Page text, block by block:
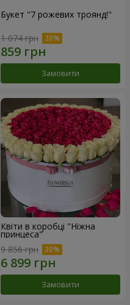
Букет "7 рожевих троянд!"
1 074 грн
Замовити
Квіти в коробці "Ніжна
принцеса"
9 856 грн
Замовити